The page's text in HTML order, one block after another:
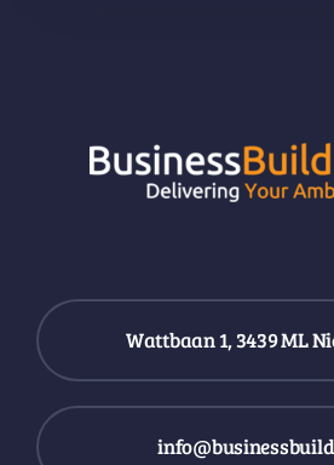
Wattbaan 1, 3439 ML